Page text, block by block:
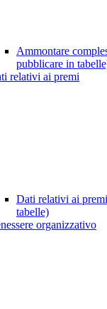
Ammontare
pubblicare in
relativi ai premi
Dati relativi ai
tabelle)
organizzativo